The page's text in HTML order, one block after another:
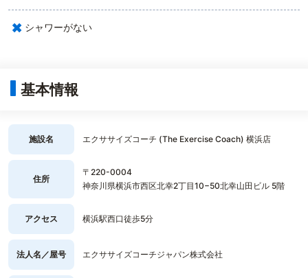
× シャワーがない
基本情報
施設名 エクササイズコーチ (The Exercise Coach) 横浜店
住所
〒220-0004
神奈川県横浜市西区北幸2丁目10−50北幸山田ビル 5階
アクセス 横浜駅西口徒歩5分
法人名／屋号 エクササイズコーチジャパン株式会社